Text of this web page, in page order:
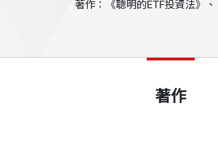
著作：《聰明的ETF投資法》
著作